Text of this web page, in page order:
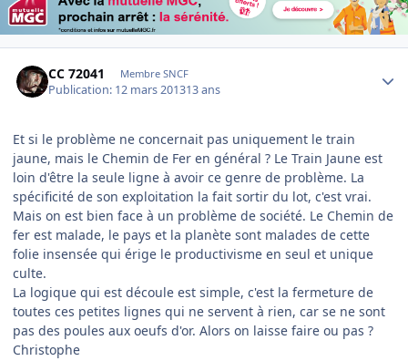
CC 72041 Membre SNCF
Publication: 12 mars 201313 ans
Et si le problème ne concernait pas uniquement le train
jaune, mais le Chemin de Fer en général ? Le Train Jaune est
loin d'être la seule ligne à avoir ce genre de problème. La
spécificité de son exploitation la fait sortir du lot, c'est vrai.
Mais on est bien face à un problème de société. Le Chemin de
fer est malade, le pays et la planète sont malades de cette
folie insensée qui érige le productivisme en seul et unique
culte.
La logique qui est découle est simple, c'est la fermeture de
toutes ces petites lignes qui ne servent à rien, car se ne sont
pas des poules aux oeufs d'or. Alors on laisse faire ou pas ?
Christophe